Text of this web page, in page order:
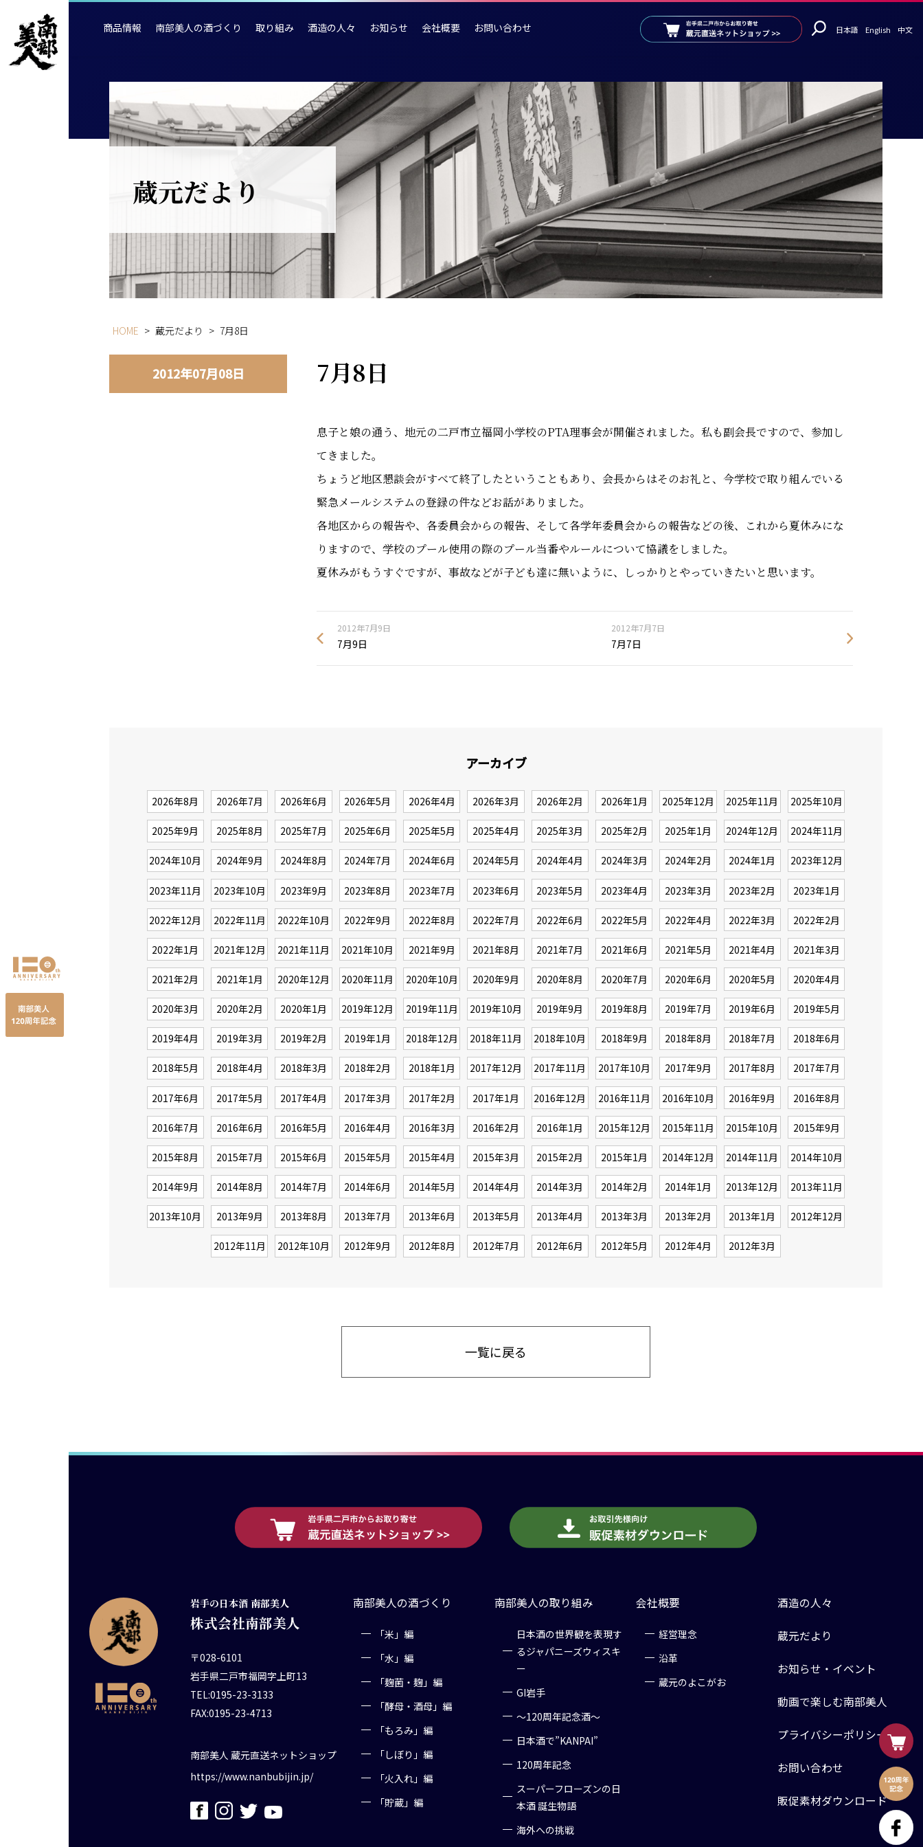
商品情報 南部美人の酒づくり 取り組み 酒造の人々 お知らせ 会社概要 お問い合わせ 日本語 English 中文
蔵元だより
HOME > 蔵元だより > 7月8日
2012年07月08日 7月8日
息子と娘の通う、地元の二戸市立福岡小学校のPTA理事会が開催されました。私も副会長ですので、参加し
てきました。
ちょうど地区懇談会がすべて終了したということもあり、会長からはそのお礼と、今学校で取り組んでいる
緊急メールシステムの登録の件などお話がありました。
各地区からの報告や、各委員会からの報告、そして各学年委員会からの報告などの後、これから夏休みにな
りますので、学校のプール使用の際のプール当番やルールについて協議をしました。
夏休みがもうすぐですが、事故などが子ども達に無いように、しっかりとやっていきたいと思います。
2012年7月9日
7月9日
2012年7月7日
7月7日
アーカイブ
2026年8月 2026年7月 2026年6月 2026年5月 2026年4月 2026年3月 2026年2月 2026年1月 2025年12月 2025年11月 2025年10月
2025年9月 2025年8月 2025年7月 2025年6月 2025年5月 2025年4月 2025年3月 2025年2月 2025年1月 2024年12月 2024年11月
2024年10月 2024年9月 2024年8月 2024年7月 2024年6月 2024年5月 2024年4月 2024年3月 2024年2月 2024年1月 2023年12月
2023年11月 2023年10月 2023年9月 2023年8月 2023年7月 2023年6月 2023年5月 2023年4月 2023年3月 2023年2月 2023年1月
2022年12月 2022年11月 2022年10月 2022年9月 2022年8月 2022年7月 2022年6月 2022年5月 2022年4月 2022年3月 2022年2月
2022年1月 2021年12月 2021年11月 2021年10月 2021年9月 2021年8月 2021年7月 2021年6月 2021年5月 2021年4月 2021年3月
2021年2月 2021年1月 2020年12月 2020年11月 2020年10月 2020年9月 2020年8月 2020年7月 2020年6月 2020年5月 2020年4月
2020年3月 2020年2月 2020年1月 2019年12月 2019年11月 2019年10月 2019年9月 2019年8月 2019年7月 2019年6月 2019年5月
2019年4月 2019年3月 2019年2月 2019年1月 2018年12月 2018年11月 2018年10月 2018年9月 2018年8月 2018年7月 2018年6月
2018年5月 2018年4月 2018年3月 2018年2月 2018年1月 2017年12月 2017年11月 2017年10月 2017年9月 2017年8月 2017年7月
2017年6月 2017年5月 2017年4月 2017年3月 2017年2月 2017年1月 2016年12月 2016年11月 2016年10月 2016年9月 2016年8月
2016年7月 2016年6月 2016年5月 2016年4月 2016年3月 2016年2月 2016年1月 2015年12月 2015年11月 2015年10月 2015年9月
2015年8月 2015年7月 2015年6月 2015年5月 2015年4月 2015年3月 2015年2月 2015年1月 2014年12月 2014年11月 2014年10月
2014年9月 2014年8月 2014年7月 2014年6月 2014年5月 2014年4月 2014年3月 2014年2月 2014年1月 2013年12月 2013年11月
2013年10月 2013年9月 2013年8月 2013年7月 2013年6月 2013年5月 2013年4月 2013年3月 2013年2月 2013年1月 2012年12月
2012年11月 2012年10月 2012年9月 2012年8月 2012年7月 2012年6月 2012年5月 2012年4月 2012年3月
一覧に戻る
岩手の日本酒 南部美人
株式会社南部美人
〒028-6101
岩手県二戸市福岡字上町13
TEL:0195-23-3133
FAX:0195-23-4713
南部美人 蔵元直送ネットショップ
https://www.nanbubijin.jp/
南部美人の酒づくり
「米」編
「水」編
「麹菌・麹」編
「酵母・酒母」編
「もろみ」編
「しぼり」編
「火入れ」編
「貯蔵」編
南部美人の取り組み
日本酒の世界観を表現す
るジャパニーズウィスキ
ー
GI岩手
～120周年記念酒～
日本酒で”KANPAI”
120周年記念
スーパーフローズンの日
本酒 誕生物語
海外への挑戦
会社概要
経営理念
沿革
蔵元のよこがお
酒造の人々
蔵元だより
お知らせ・イベント
動画で楽しむ南部美人
プライバシーポリシー
お問い合わせ
販促素材ダウンロード